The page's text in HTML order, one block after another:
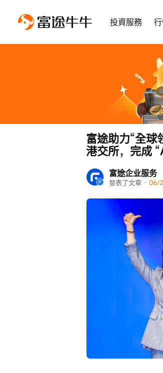
投資服務
富途企业服务
發表了文章 · 06/
富途助力“全
港交所，完成